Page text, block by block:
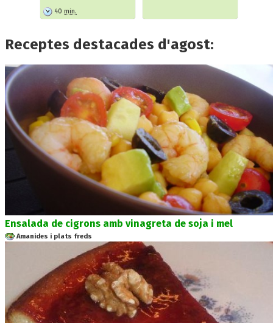
40 min.
Receptes destacades d'agost:
Ensalada de cigrons amb vinagreta de soja i mel
Amanides i plats freds